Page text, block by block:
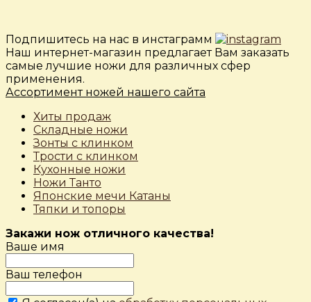
Подпишитесь на нас в инстаграмм
Наш интернет-магазин предлагает Вам заказать
самые лучшие ножи для различных сфер
применения.
Ассортимент ножей нашего сайта
Хиты продаж
Складные ножи
Зонты с клинком
Трости с клинком
Кухонные ножи
Ножи Танто
Японские мечи Катаны
Тяпки и топоры
Закажи нож отличного качества!
Ваше имя
Ваш телефон